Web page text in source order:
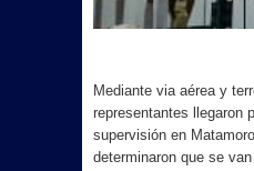
Mediante via aérea y
representantes llegaron
supervisión en
determinaron que se